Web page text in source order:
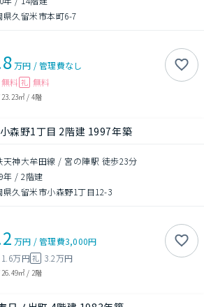
県久留米市本町6-7
万円 /管理費なし
無料 礼 無料
23.23㎡ / 4階
森野1丁目 2階建 1997年築
天神大牟田線 / 宮の陣駅 徒歩23分
年 /2階建
県久留米市小森野1丁目12-3
万円 /管理費3,000円
1.6万円礼 3.2万円
26.49㎡ / 2階